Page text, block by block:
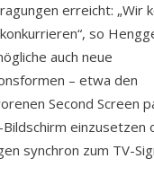
erreicht: „Wir
so
auch neue
– etwa den
Second Screen
einzusetzen
synchron zum TV-